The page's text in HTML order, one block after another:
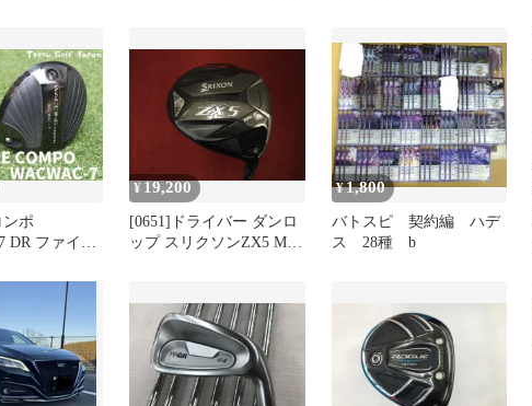
ンポ
DR ファイア
¥ 19,200
[0651]ドライバー ダンロ
ップ スリクソンZX5 Mk
¥1,800
バトスピ 契約編 ハデ
ス 28種 b